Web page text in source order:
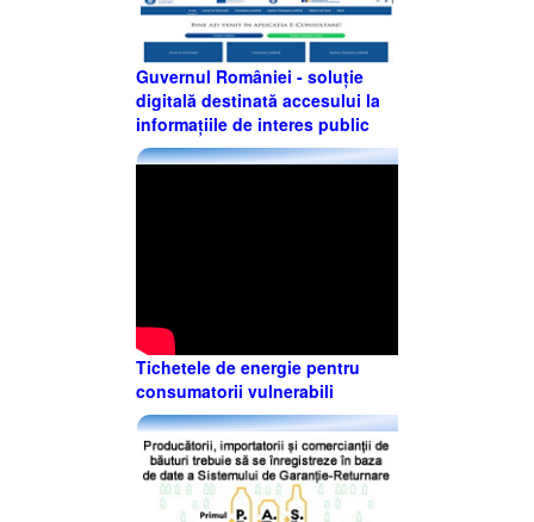
Guvernul României - soluție
digitală destinată accesului la
informațiile de interes public
Tichetele de energie pentru
consumatorii vulnerabili